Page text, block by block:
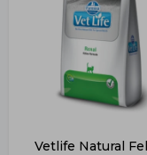
Vetlife Natural